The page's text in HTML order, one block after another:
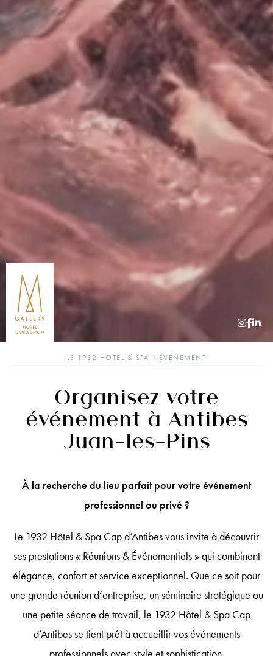
LE 1932 HOTEL & SPA ÉVÉNEMENT
Organisez votre
événement à Antibes
Juan-les-Pins
À la recherche du lieu parfait pour votre événement
professionnel ou privé ?
Le 1932 Hôtel & Spa Cap d’Antibes vous invite à découvrir
ses prestations « Réunions & Événementiels » qui combinent
élégance, confort et service exceptionnel. Que ce soit pour
une grande réunion d’entreprise, un séminaire stratégique ou
une petite séance de travail, le 1932 Hôtel & Spa Cap
d’Antibes se tient prêt à accueillir vos événements
professionnels avec style et sophistication.